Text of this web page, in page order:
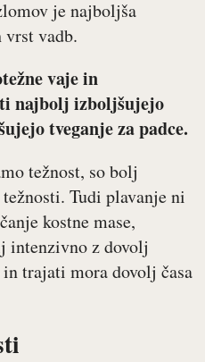
je najboljša
vrst vadb.
vaje in
najbolj izboljšujejo
tveganje za padce.
težnost, so bolj
Tudi plavanje ni
kostne mase,
intenzivno z dovolj
trajati mora dovolj časa